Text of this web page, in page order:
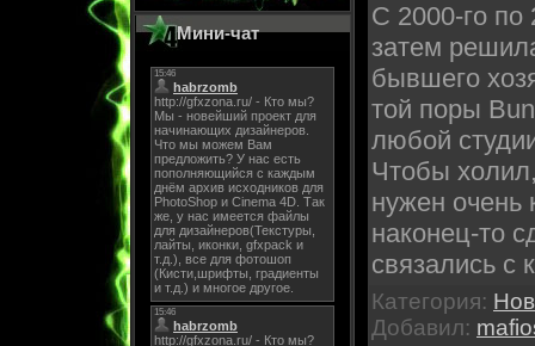
Мини-чат
С 2000-го по
затем
бывшего
той поры
любой
Чтобы
нужен очень
наконец-то
связались с
Категория:
Добавил: